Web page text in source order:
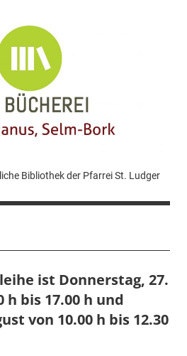
Bibliothek der Pfarrei St. Ludger
ist Donnerstag, 27.
h bis 17.00 h und
von 10.00 h bis 12.30